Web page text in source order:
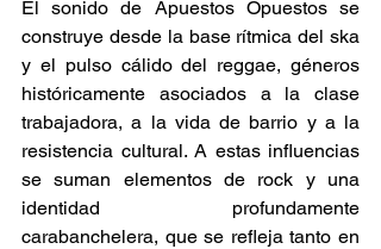
El sonido de Apuestos Opuestos se
construye desde la base rítmica del ska
y el pulso cálido del reggae, géneros
históricamente asociados a la clase
trabajadora, a la vida de barrio y a la
resistencia cultural. A estas influencias
se suman elementos de rock y una
identidad profundamente
carabanchelera, que se refleja tanto en